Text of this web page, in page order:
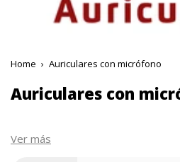
Home › Auriculares con micrófono
Auriculares con
Ver más